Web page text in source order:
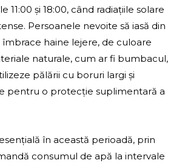
11:00 și 18:00, când radiațiile solare
Persoanele nevoite să iasă din
îmbrace haine lejere, de culoare
naturale, cum ar fi bumbacul,
pălării cu boruri largi și
pentru o protecție suplimentară a
în această perioadă, prin
consumul de apă la intervale